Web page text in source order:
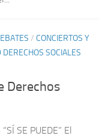
/ CONCIERTOS Y
DERECHOS SOCIALES
Derechos
SE PUEDE” El